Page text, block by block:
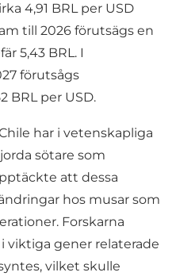
4,91 BRL per USD
till 2026 förutsägs en
5,43 BRL. I
förutsågs
BRL per USD.
har i vetenskapliga
sötare som
att dessa
hos musar som
Forskarna
viktiga gener relaterade
vilket skulle